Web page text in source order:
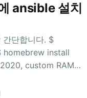
ansible 설치
단합니다. $
homebrew install
custom RAM
렸습니다.
은 경우에는